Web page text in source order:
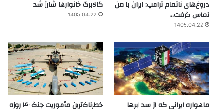
دروغ‌های ناتمام ترامپ: ایران با من
تماس گرفت…
1405.04.22
کالابرگ خانوارها شارژ شد
1405.04.22
ماهواره ایرانی که از سد ابرها
خطرناک‌ترین مأموریت جنگ ۴۰ روزه